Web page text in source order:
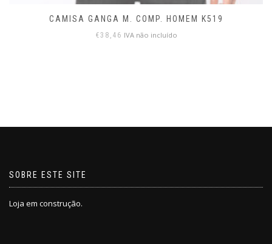
CAMISA GANGA M. COMP. HOMEM K519
€38,46 IVA não incluído
SOBRE ESTE SITE
Loja em construção.